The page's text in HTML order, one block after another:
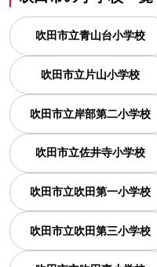
吹田市立青山台小学校
吹田市立片山小学校
吹田市立岸部第二小学校
吹田市立佐井寺小学校
吹田市立吹田第一小学校
吹田市立吹田第三小学校